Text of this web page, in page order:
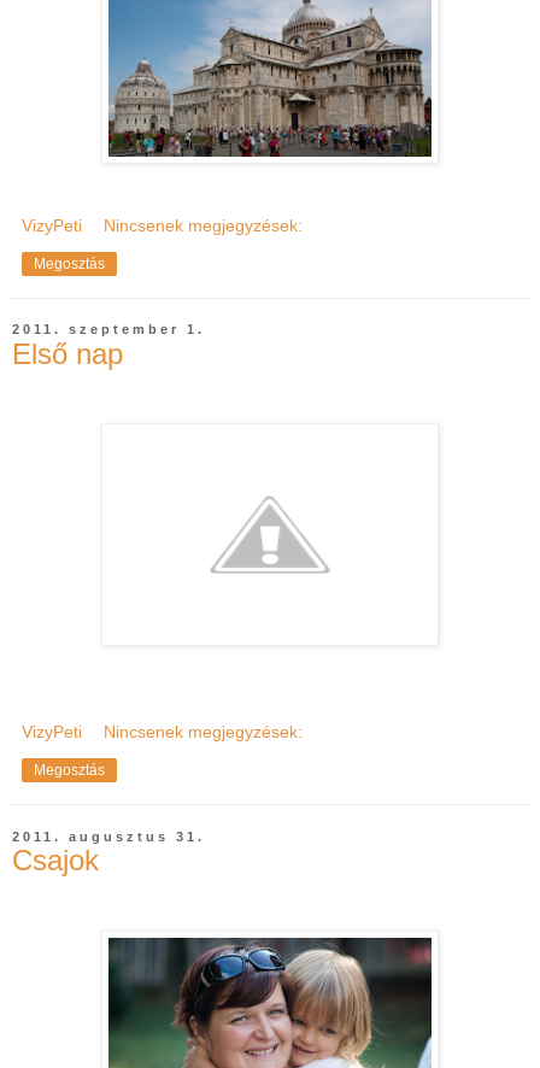
VizyPeti Nincsenek megjegyzések:
Megosztás
2011. szeptember 1.
Első nap
VizyPeti Nincsenek megjegyzések:
Megosztás
2011. augusztus 31.
Csajok